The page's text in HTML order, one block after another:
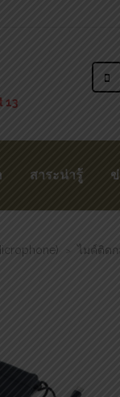
13
สาระน่ารู้
> ไมค์ติด